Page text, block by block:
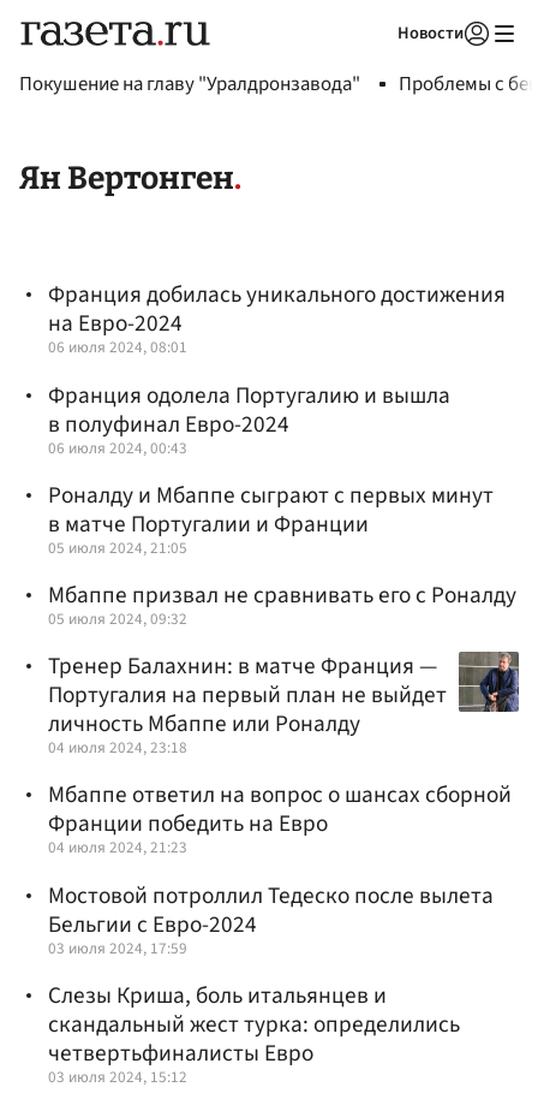
Новости
Покушение на главу "Уралдронзавода" Проблемы с
Ян Вертонген
Франция добилась уникального достижения
на Евро-2024
06 июля 2024, 08:01
Франция одолела Португалию и вышла
в полуфинал Евро-2024
06 июля 2024, 00:43
Роналду и Мбаппе сыграют с первых минут
в матче Португалии и Франции
05 июля 2024, 21:05
Мбаппе призвал не сравнивать его с Роналду
05 июля 2024, 09:32
Тренер Балахнин: в матче Франция —
Португалия на первый план не выйдет
личность Мбаппе или Роналду
04 июля 2024, 23:18
Мбаппе ответил на вопрос о шансах сборной
Франции победить на Евро
04 июля 2024, 21:23
Мостовой потроллил Тедеско после вылета
Бельгии с Евро-2024
03 июля 2024, 17:59
Слезы Криша, боль итальянцев и
скандальный жест турка: определились
четвертьфиналисты Евро
03 июля 2024, 15:12